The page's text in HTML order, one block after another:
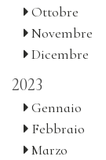
Ottobre
Novembre
Dicembre
2023
Gennaio
Febbraio
Marzo